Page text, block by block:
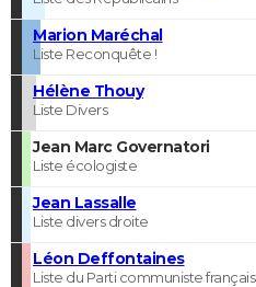
Marion Maréchal
Liste Reconquête !
Hélène Thouy
Liste Divers
Jean Marc Governatori
Liste écologiste
Jean Lassalle
Liste divers droite
Léon Deffontaines
Liste du Parti communiste français